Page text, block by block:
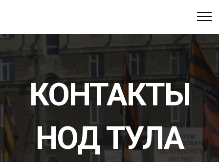
КОНТАКТЫ
НОД ТУЛА